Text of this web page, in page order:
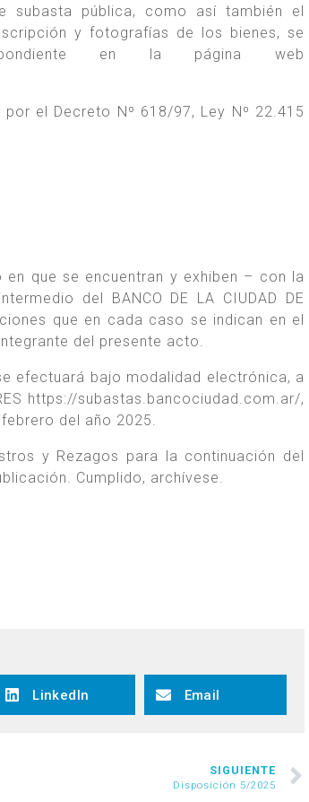
subasta pública, como así también el
y fotografías de los bienes, se
en la página web
el Decreto Nº 618/97, Ley Nº 22.415
que se encuentran y exhiben – con la
del BANCO DE LA CIUDAD DE
que en cada caso se indican en el
del presente acto.
efectuará bajo modalidad electrónica, a
https://subastas.bancociudad.com.ar/,
del año 2025.
y Rezagos para la continuación del
Cumplido, archívese.
LinkedIn Email
SIGUIENTE
Disposición 5/2025